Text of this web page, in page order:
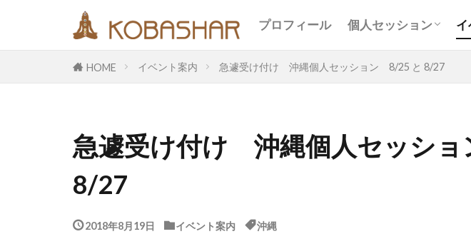
プロフィール 個人セッション
お客様の声
コンサルティング
HOME イベント案内 急遽受け付け 沖縄個人セッション 8/25 と 8/27
急遽受け付け 沖縄個人セッシ
8/27
2018年8月19日 イベント案内 沖縄
メッセージ